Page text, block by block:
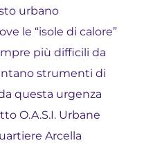
urbano
le “isole di calore”
più difficili da
strumenti di
questa urgenza
O.A.S.I. Urbane
Arcella